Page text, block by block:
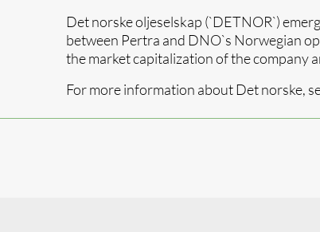
Det norske oljeselskap (`DETNOR`)
between Pertra and DNO`s Norwegian
the market capitalization of the company
For more information about Det norske,